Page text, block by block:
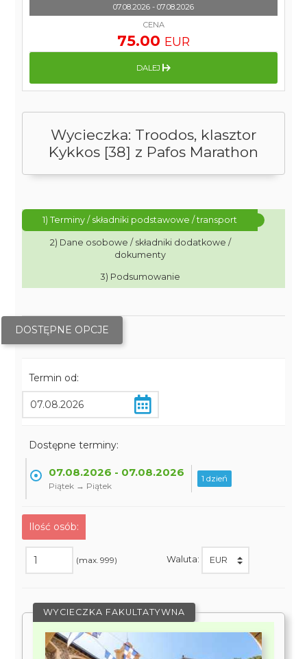
Wycieczka: Troodos, klasztor
Kykkos [38] z Pafos Marathon
1) Terminy / składniki podstawowe / transport
2) Dane osobowe / składniki dodatkowe /
dokumenty
3) Podsumowanie
DOSTĘPNE OPCJE
Termin od:
Dostępne terminy:
07.08.2026 - 07.08.2026
Piątek → Piątek
1 dzień
Ilość osób:
(max. 999) Waluta:
WYCIECZKA FAKULTATYWNA
07.08.2026 - 07.08.2026
CENA
75.00 EUR
DALEJ